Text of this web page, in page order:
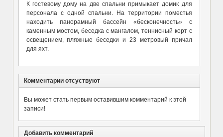
К гостевому дому на две спальни примыкает домик для
персонала с одной спальни. На территории поместья
находить панорамный бассейн «бесконечность» с
каменным мостом, беседка с мангалом, теннисный корт с
освещением, пляжные беседки и 23 метровый причал
для яхт.
Комментарии отсуствуют
Вы может стать первым оставившим комментарий к этой
записи!
Добавить комментарий